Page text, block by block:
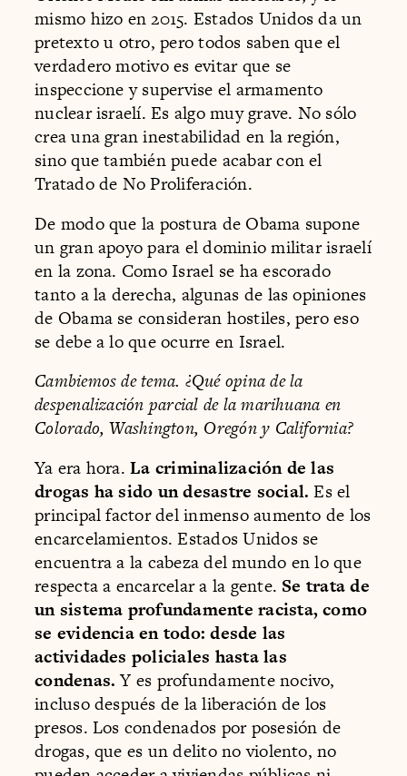
mismo hizo en 2015. Estados Unidos da un
pretexto u otro, pero todos saben que el
verdadero motivo es evitar que se
inspeccione y supervise el armamento
nuclear israelí. Es algo muy grave. No sólo
crea una gran inestabilidad en la región,
sino que también puede acabar con el
Tratado de No Proliferación.
De modo que la postura de Obama supone
un gran apoyo para el dominio militar israelí
en la zona. Como Israel se ha escorado
tanto a la derecha, algunas de las opiniones
de Obama se consideran hostiles, pero eso
se debe a lo que ocurre en Israel.
Cambiemos de tema. ¿Qué opina de la
despenalización parcial de la marihuana en
Colorado, Washington, Oregón y California?
Ya era hora.La criminalización de las
drogas ha sido un desastre social. Es el
principal factor del inmenso aumento de los
encarcelamientos. Estados Unidos se
encuentra a la cabeza del mundo en lo que
respecta a encarcelar a la gente. Se trata de
un sistema profundamente racista, como
se evidencia en todo: desde las
actividades policiales hasta las
condenas.Y es profundamente nocivo,
incluso después de la liberación de los
presos. Los condenados por posesión de
drogas, que es un delito no violento, no